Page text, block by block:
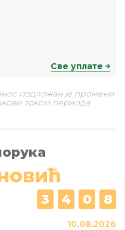
Све уплате
подложан је промени
током периода
3 4 0 8
10.08.2026